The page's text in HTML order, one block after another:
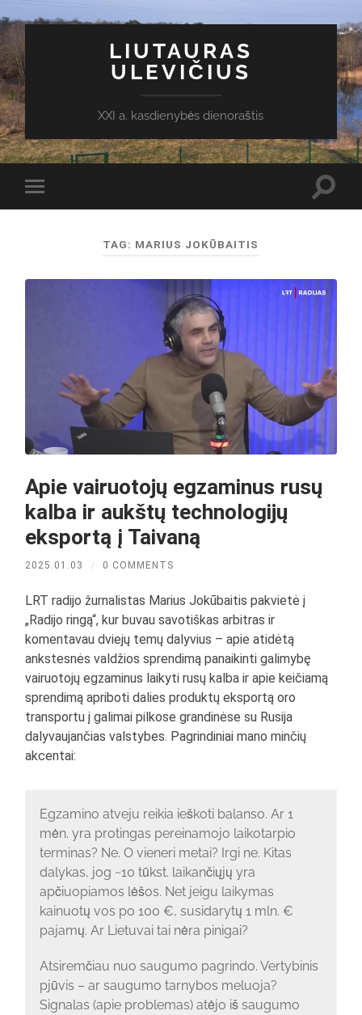
LIUTAURAS
ULEVIČIUS
XXI a. kasdienybės dienoraštis
Toggle
mobile
TAG: MARIUS JOKŪBAITIS
Apie vairuotojų egzaminus rusų
kalba ir aukštų technologijų
eksportą į Taivaną
2025.01.03 / 0 COMMENTS
LRT radijo žurnalistas Marius Jokūbaitis pakvietė į
„Radijo ringą“, kur buvau savotiškas arbitras ir
komentavau dviejų temų dalyvius – apie atidėtą
ankstesnės valdžios sprendimą panaikinti galimybę
vairuotojų egzaminus laikyti rusų kalba ir apie keičiamą
sprendimą apriboti dalies produktų eksportą oro
transportu į galimai pilkose grandinėse su Rusija
dalyvaujančias valstybes. Pagrindiniai mano minčių
akcentai:
Egzamino atveju reikia ieškoti balanso. Ar 1
mėn. yra protingas pereinamojo laikotarpio
terminas? Ne. O vieneri metai? Irgi ne. Kitas
dalykas, jog ~10 tūkst. laikančiųjų yra
apčiuopiamos lėšos. Net jeigu laikymas
kainuotų vos po 100 €, susidarytų 1 mln. €
pajamų. Ar Lietuvai tai nėra pinigai?
Atsiremčiau nuo saugumo pagrindo. Vertybinis
pjūvis – ar saugumo tarnybos meluoja?
Signalas (apie problemas) atėjo iš saugumo